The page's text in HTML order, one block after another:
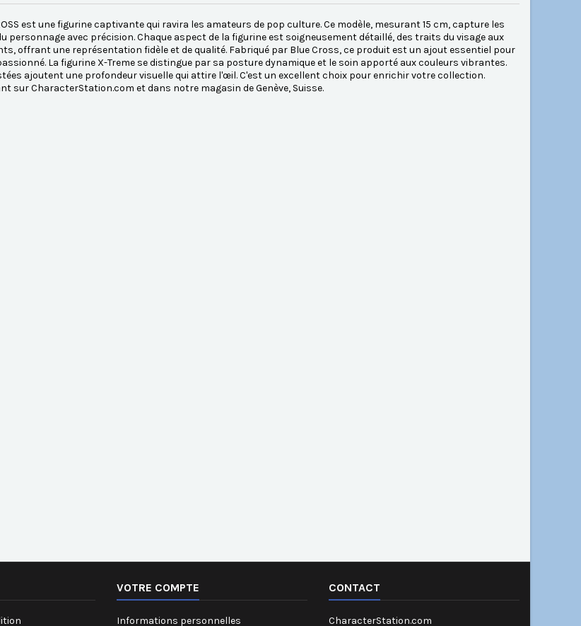
est une figurine captivante qui ravira les amateurs de pop culture. Ce modèle, mesurant 15 cm, capture les
personnage avec précision. Chaque aspect de la figurine est soigneusement détaillé, des traits du visage aux
offrant une représentation fidèle et de qualité. Fabriqué par Blue Cross, ce produit est un ajout essentiel pour
La figurine X-Treme se distingue par sa posture dynamique et le soin apporté aux couleurs vibrantes.
ajoutent une profondeur visuelle qui attire l'œil. C'est un excellent choix pour enrichir votre collection.
sur CharacterStation.com et dans notre magasin de Genève, Suisse.
VOTRE COMPTE
Informations personnelles
CONTACT
CharacterStation.com